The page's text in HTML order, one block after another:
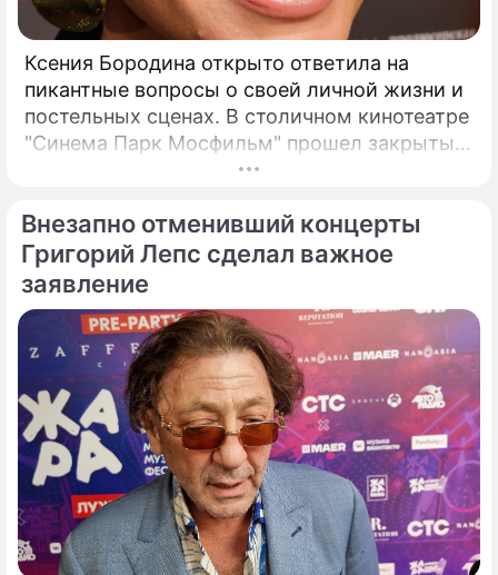
Ксения Бородина открыто ответила на
пикантные вопросы о своей личной жизни и
постельных сценах. В столичном кинотеатре
"Синема Парк Мосфильм" прошел закрытый
показ романтической комедии с элементами
Внезапно отменивший концерты
Григорий Лепс сделал важное
заявление